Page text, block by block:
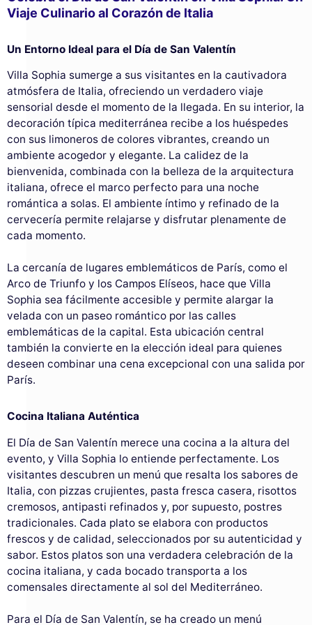
Viaje Culinario al Corazón de Italia
Un Entorno Ideal para el Día de San Valentín
Villa Sophia sumerge a sus visitantes en la cautivadora
atmósfera de Italia, ofreciendo un verdadero viaje
sensorial desde el momento de la llegada. En su interior, la
decoración típica mediterránea recibe a los huéspedes
con sus limoneros de colores vibrantes, creando un
ambiente acogedor y elegante. La calidez de la
bienvenida, combinada con la belleza de la arquitectura
italiana, ofrece el marco perfecto para una noche
romántica a solas. El ambiente íntimo y refinado de la
cervecería permite relajarse y disfrutar plenamente de
cada momento.
La cercanía de lugares emblemáticos de París, como el
Arco de Triunfo y los Campos Elíseos, hace que Villa
Sophia sea fácilmente accesible y permite alargar la
velada con un paseo romántico por las calles
emblemáticas de la capital. Esta ubicación central
también la convierte en la elección ideal para quienes
deseen combinar una cena excepcional con una salida por
París.
Cocina Italiana Auténtica
El Día de San Valentín merece una cocina a la altura del
evento, y Villa Sophia lo entiende perfectamente. Los
visitantes descubren un menú que resalta los sabores de
Italia, con pizzas crujientes, pasta fresca casera, risottos
cremosos, antipasti refinados y, por supuesto, postres
tradicionales. Cada plato se elabora con productos
frescos y de calidad, seleccionados por su autenticidad y
sabor. Estos platos son una verdadera celebración de la
cocina italiana, y cada bocado transporta a los
comensales directamente al sol del Mediterráneo.
Para el Día de San Valentín, se ha creado un menú